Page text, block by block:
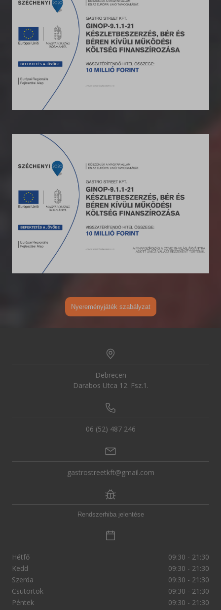
Nyereményjáték szabályzat
Debrecen
Darabos Utca 12. Fsz.1.
06 (52) 487 246
gastrostreetkft@gmail.com
Rendszerhiba jelentése
Hétfő
09:30 - 21:30
Kedd
09:30 - 21:30
Szerda
09:30 - 21:30
Csütörtök
09:30 - 21:30
Péntek
09:30 - 21:30